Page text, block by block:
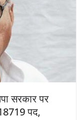
सरकार पर
पद,